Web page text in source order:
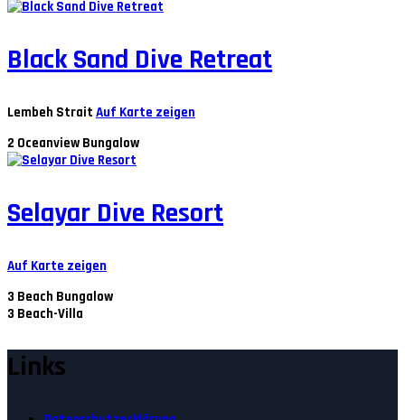
Black Sand Dive Retreat
Lembeh Strait Auf Karte zeigen
2 Oceanview Bungalow
Selayar Dive Resort
Auf Karte zeigen
3 Beach Bungalow
3 Beach-Villa
Links